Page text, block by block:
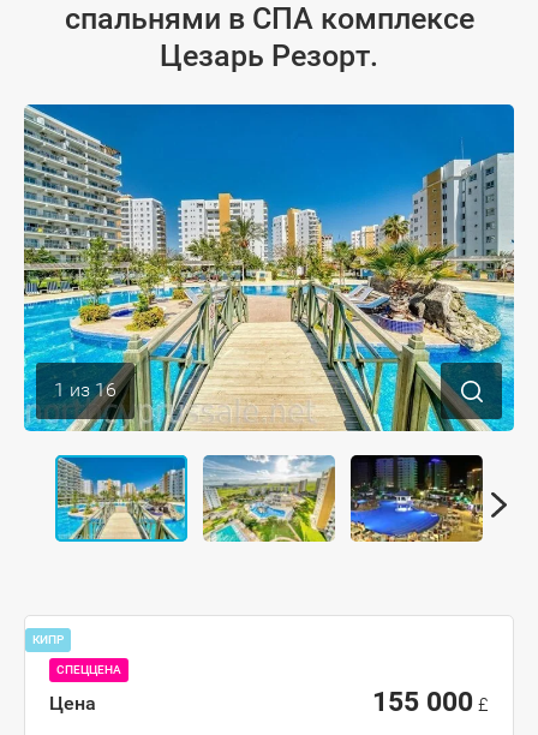
спальнями в СПА комплексе
Цезарь Резорт.
1 из 16
КИПР
СПЕЦЦЕНА
Цена 155 000£